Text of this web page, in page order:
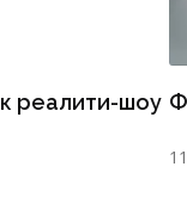
реалити-шоу